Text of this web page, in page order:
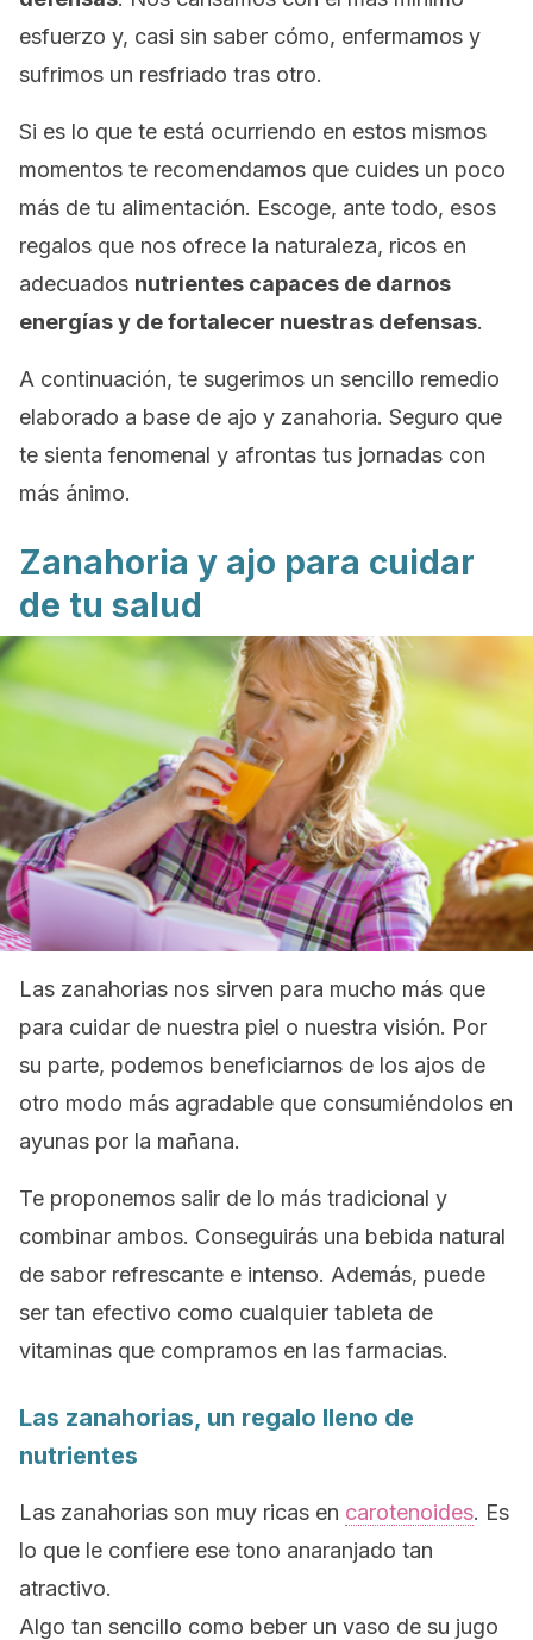
esfuerzo y, casi sin saber cómo, enfermamos y
sufrimos un resfriado tras otro.
Si es lo que te está ocurriendo en estos mismos
momentos te recomendamos que cuides un poco
más de tu alimentación. Escoge, ante todo, esos
regalos que nos ofrece la naturaleza, ricos en
adecuados nutrientes capaces de darnos
energías y de fortalecer nuestras defensas.
A continuación, te sugerimos un sencillo remedio
elaborado a base de ajo y zanahoria. Seguro que
te sienta fenomenal y afrontas tus jornadas con
más ánimo.
Zanahoria y ajo para cuidar
de tu salud
Las zanahorias nos sirven para mucho más que
para cuidar de nuestra piel o nuestra visión. Por
su parte, podemos beneficiarnos de los ajos de
otro modo más agradable que consumiéndolos en
ayunas por la mañana.
Te proponemos salir de lo más tradicional y
combinar ambos. Conseguirás una bebida natural
de sabor refrescante e intenso. Además, puede
ser tan efectivo como cualquier tableta de
vitaminas que compramos en las farmacias.
Las zanahorias, un regalo lleno de
nutrientes
Las zanahorias son muy ricas en carotenoides. Es
lo que le confiere ese tono anaranjado tan
atractivo.
Algo tan sencillo como beber un vaso de su jugo